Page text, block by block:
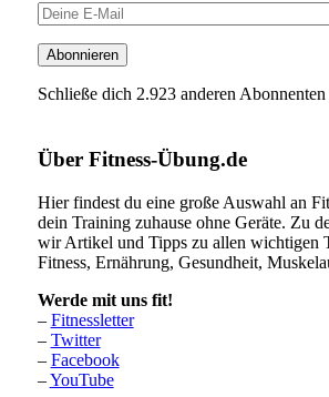
Deine
E-
Mail
Abonnieren
Schließe dich 2.923 anderen Abonnenten
Über Fitness-Übung.de
Hier findest du eine große Auswahl an
dein Training zuhause ohne Geräte. Zu
wir Artikel und Tipps zu allen wichtigen
Fitness, Ernährung, Gesundheit,
Werde mit uns fit!
– Fitnessletter
– Twitter
– Facebook
–YouTube